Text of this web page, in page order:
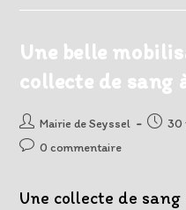
2026
Une belle
collecte de sang
Auteur/autrice
de
Mairie de Seyssel
Post30
Post0 commentaire
Une collecte de